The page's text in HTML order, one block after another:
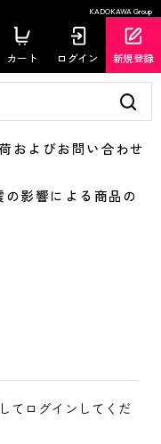
KADOKAWA Group
カート ログイン 新規登録
よびお問い合わせ
影響による商品の
てログインしてくだ